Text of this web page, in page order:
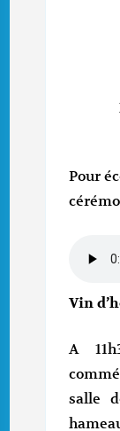
Pour
Vin
A
salle